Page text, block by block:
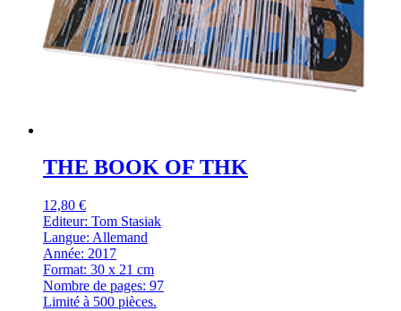
THE BOOK OF THK
12,80 €
Editeur: Tom Stasiak
Langue: Allemand
Année: 2017
Format: 30 x 21 cm
Nombre de pages: 97
Limité à 500 pièces.